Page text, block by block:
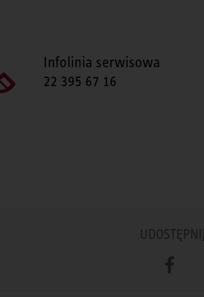
Infolinia serwisowa
22 395 67 16
Facebook